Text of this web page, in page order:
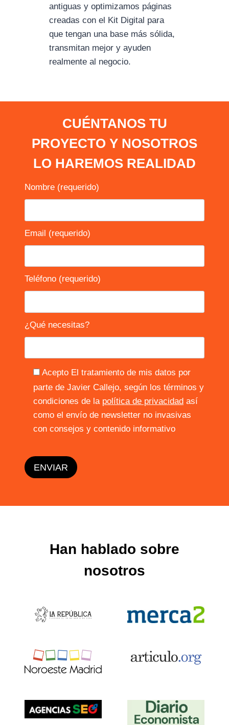
antiguas y optimizamos páginas
creadas con el Kit Digital para
que tengan una base más sólida,
transmitan mejor y ayuden
realmente al negocio.
CUÉNTANOS TU
PROYECTO Y NOSOTROS
LO HAREMOS REALIDAD
Nombre (requerido)
Email (requerido)
Teléfono (requerido)
¿Qué necesitas?
Acepto El tratamiento de mis datos por
parte de Javier Callejo, según los términos y
condiciones de la política de privacidad así
como el envío de newsletter no invasivas
con consejos y contenido informativo
Han hablado sobre
nosotros